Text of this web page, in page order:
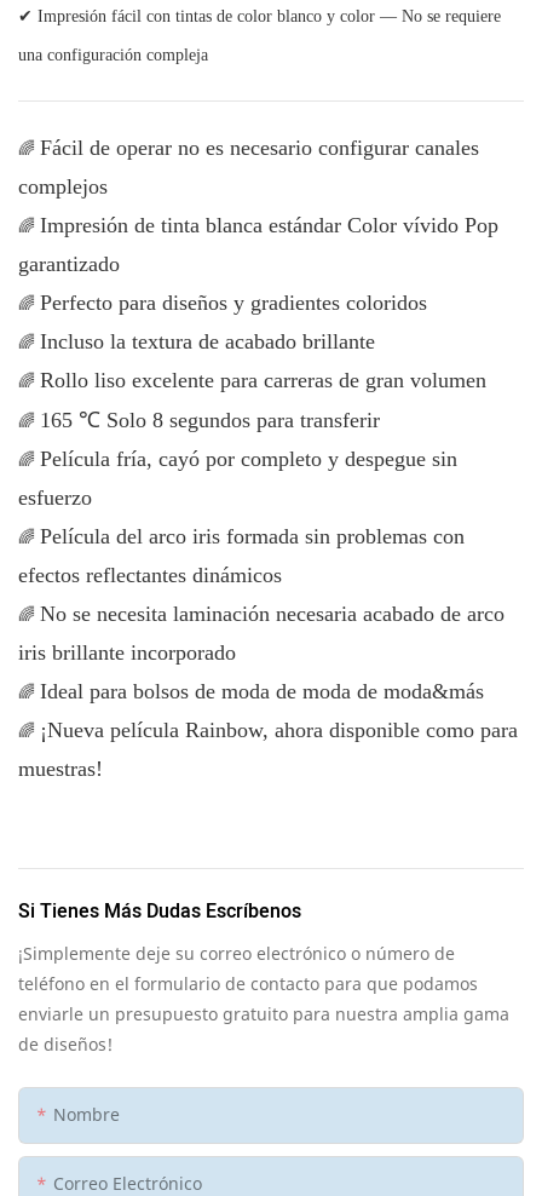
✔ Impresión fácil con tintas de color blanco y color — No se requiere
una configuración compleja
🌈 Fácil de operar no es necesario configurar canales
complejos
🌈 Impresión de tinta blanca estándar Color vívido Pop
garantizado
🌈 Perfecto para diseños y gradientes coloridos
🌈 Incluso la textura de acabado brillante
🌈 Rollo liso excelente para carreras de gran volumen
🌈 165 ℃ Solo 8 segundos para transferir
🌈 Película fría, cayó por completo y despegue sin
esfuerzo
🌈 Película del arco iris formada sin problemas con
efectos reflectantes dinámicos
🌈 No se necesita laminación necesaria acabado de arco
iris brillante incorporado
🌈 Ideal para bolsos de moda de moda de moda&más
🌈 ¡Nueva película Rainbow, ahora disponible como para
muestras!
Si Tienes Más Dudas Escríbenos
¡Simplemente deje su correo electrónico o número de
teléfono en el formulario de contacto para que podamos
enviarle un presupuesto gratuito para nuestra amplia gama
de diseños!
Nombre
Correo Electrónico